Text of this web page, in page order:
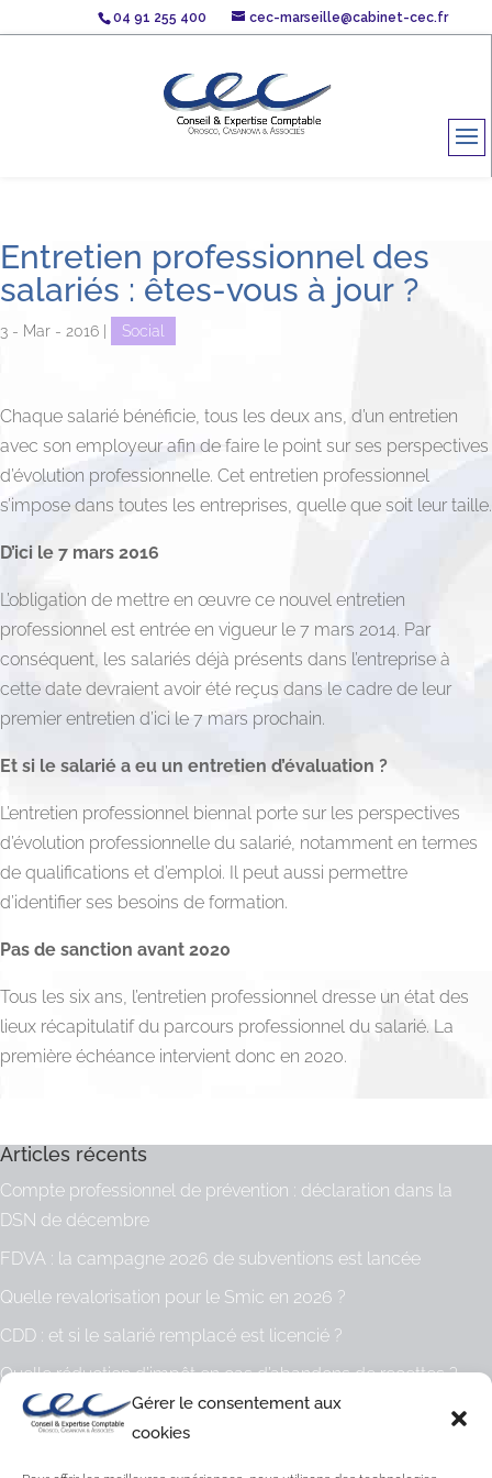
Gérer le consentement aux
cookies
04 91 255 400 cec-marseille@cabinet-cec.fr
Entretien professionnel des
salariés : êtes-vous à jour ?
3 - Mar - 2016 Social
Chaque salarié bénéficie, tous les deux ans, d’un entretien
avec son employeur afin de faire le point sur ses perspectives
d’évolution professionnelle. Cet entretien professionnel
s’impose dans toutes les entreprises, quelle que soit leur taille.
D’ici le 7 mars 2016
L’obligation de mettre en œuvre ce nouvel entretien
professionnel est entrée en vigueur le 7 mars 2014. Par
conséquent, les salariés déjà présents dans l’entreprise à
cette date devraient avoir été reçus dans le cadre de leur
premier entretien d’ici le 7 mars prochain.
Et si le salarié a eu un entretien d’évaluation ?
L’entretien professionnel biennal porte sur les perspectives
d’évolution professionnelle du salarié, notamment en termes
de qualifications et d’emploi. Il peut aussi permettre
d’identifier ses besoins de formation.
Pas de sanction avant 2020
Tous les six ans, l’entretien professionnel dresse un état des
lieux récapitulatif du parcours professionnel du salarié. La
première échéance intervient donc en 2020.
Articles récents
Compte professionnel de prévention : déclaration dans la
DSN de décembre
FDVA : la campagne 2026 de subventions est lancée
Quelle revalorisation pour le Smic en 2026 ?
CDD : et si le salarié remplacé est licencié ?
Quelle réduction d’impôt en cas d’abandons de recettes ?
Archives